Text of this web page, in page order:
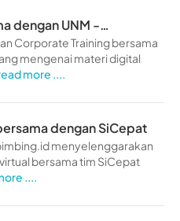
dengan UNM -
Corporate Training bersama
mengenai materi digital
more ....
dengan SiCepat
menyelenggarakan
bersama tim SiCepat
....